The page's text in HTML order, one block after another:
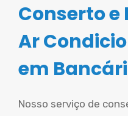
Conserto
Ar
em
Nosso serviço de